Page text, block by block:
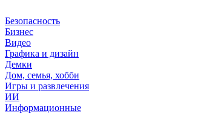
Безопасность
Бизнес
Видео
Графика и дизайн
Демки
Дом, семья, хобби
Игры и развлечения
ИИ
Информационные